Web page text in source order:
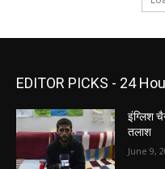
EDITOR PICKS - 24
इंग्लिश
तलाश
June 9,